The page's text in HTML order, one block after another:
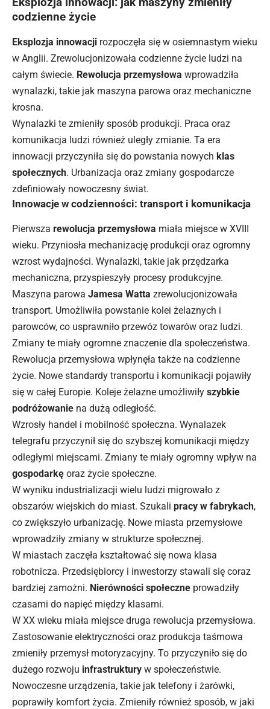
codzienne życie
Eksplozja innowacji rozpoczęła się w osiemnastym wieku
w Anglii. Zrewolucjonizowała codzienne życie ludzi na
całym świecie. Rewolucja przemysłowa wprowadziła
wynalazki, takie jak maszyna parowa oraz mechaniczne
krosna.
Wynalazki te zmieniły sposób produkcji. Praca oraz
komunikacja ludzi również uległy zmianie. Ta era
innowacji przyczyniła się do powstania nowych klas
społecznych. Urbanizacja oraz zmiany gospodarcze
zdefiniowały nowoczesny świat.
Innowacje w codzienności: transport i komunikacja
Pierwsza rewolucja przemysłowa miała miejsce w XVIII
wieku. Przyniosła mechanizację produkcji oraz ogromny
wzrost wydajności. Wynalazki, takie jak przędzarka
mechaniczna, przyspieszyły procesy produkcyjne.
Maszyna parowa Jamesa Watta zrewolucjonizowała
transport. Umożliwiła powstanie kolei żelaznych i
parowców, co usprawniło przewóz towarów oraz ludzi.
Zmiany te miały ogromne znaczenie dla społeczeństwa.
Rewolucja przemysłowa wpłynęła także na codzienne
życie. Nowe standardy transportu i komunikacji pojawiły
się w całej Europie. Koleje żelazne umożliwiły szybkie
podróżowanie na dużą odległość.
Wzrosły handel i mobilność społeczna. Wynalazek
telegrafu przyczynił się do szybszej komunikacji między
odległymi miejscami. Zmiany te miały ogromny wpływ na
gospodarkę oraz życie społeczne.
W wyniku industrializacji wielu ludzi migrowało z
obszarów wiejskich do miast. Szukali pracy w fabrykach,
co zwiększyło urbanizację. Nowe miasta przemysłowe
wprowadziły zmiany w strukturze społecznej.
W miastach zaczęła kształtować się nowa klasa
robotnicza. Przedsiębiorcy i inwestorzy stawali się coraz
bardziej zamożni. Nierówności społeczne prowadziły
czasami do napięć między klasami.
W XX wieku miała miejsce druga rewolucja przemysłowa.
Zastosowanie elektryczności oraz produkcja taśmowa
zmieniły przemysł motoryzacyjny. To przyczyniło się do
dużego rozwoju infrastruktury w społeczeństwie.
Nowoczesne urządzenia, takie jak telefony i żarówki,
poprawiły komfort życia. Zmieniły również sposób, w jaki